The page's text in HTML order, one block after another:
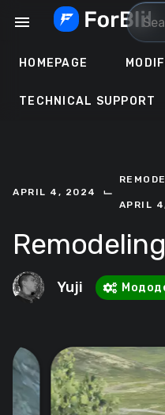
menu
HOMEPAGE
TECHNICAL SUPPORT
APRIL 4, 2024 ⌙
APRIL
Yuji